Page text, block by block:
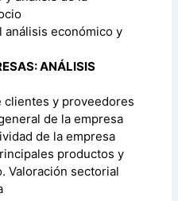
económico y
ANÁLISIS
y proveedores
de la empresa
de la empresa
productos y
Valoración sectorial